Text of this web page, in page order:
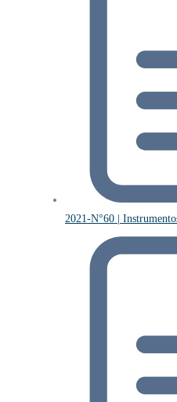
2021-N°60 |